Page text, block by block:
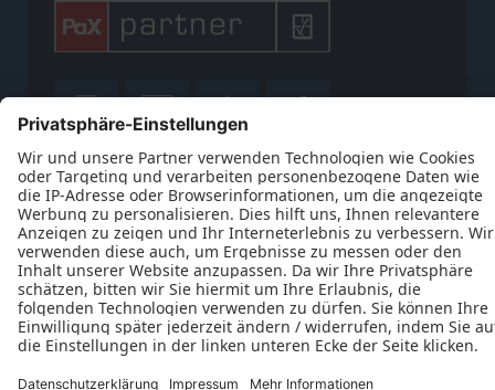
 
   

Impressum Datenschutz Kontakt